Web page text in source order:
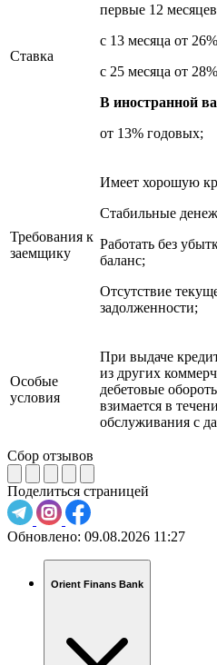
Ставка
первые 12
с 13 месяца от
с 25 месяца от
В иностранной
от 13% годовых;
Требования к
заемщику
Имеет хорошую
Стабильные
Работать без
баланс;
Отсутствие
задолженности;
Особые
условия
При выдаче
из других
дебетовые
взимается в
обслуживания с
Сбор отзывов
Поделиться страницей
Обновлено: 09.08.2026 11:27
Orient Finans Bank